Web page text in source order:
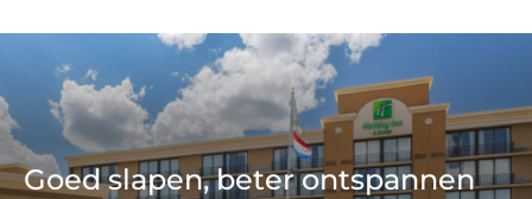
Goed slapen, beter ontspannen